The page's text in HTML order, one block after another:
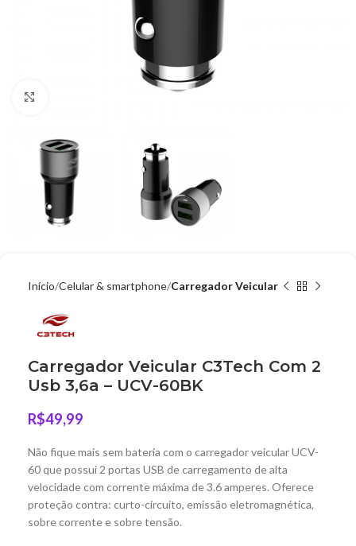
Início Celular & smartphone Carregador Veicular
Carregador Veicular C3Tech Com 2
Usb 3,6a – UCV-60BK
R$49,99
Não fique mais sem bateria com o carregador veicular UCV-
60 que possui 2 portas USB de carregamento de alta
velocidade com corrente máxima de 3.6 amperes. Oferece
proteção contra: curto-circuito, emissão eletromagnética,
sobre corrente e sobre tensão.